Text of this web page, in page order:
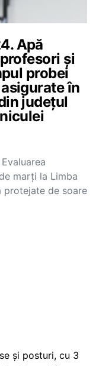
Apă
și
probei
în
judeţul
marţi la Limba
protejate de soare
și posturi, cu 3